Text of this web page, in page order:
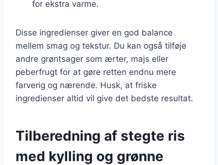
for ekstra varme.
Disse ingredienser giver en god balance
mellem smag og tekstur. Du kan også tilføje
andre grøntsager som ærter, majs eller
peberfrugt for at gøre retten endnu mere
farverig og nærende. Husk, at friske
ingredienser altid vil give det bedste resultat.
Tilberedning af stegte ris
med kylling og grønne